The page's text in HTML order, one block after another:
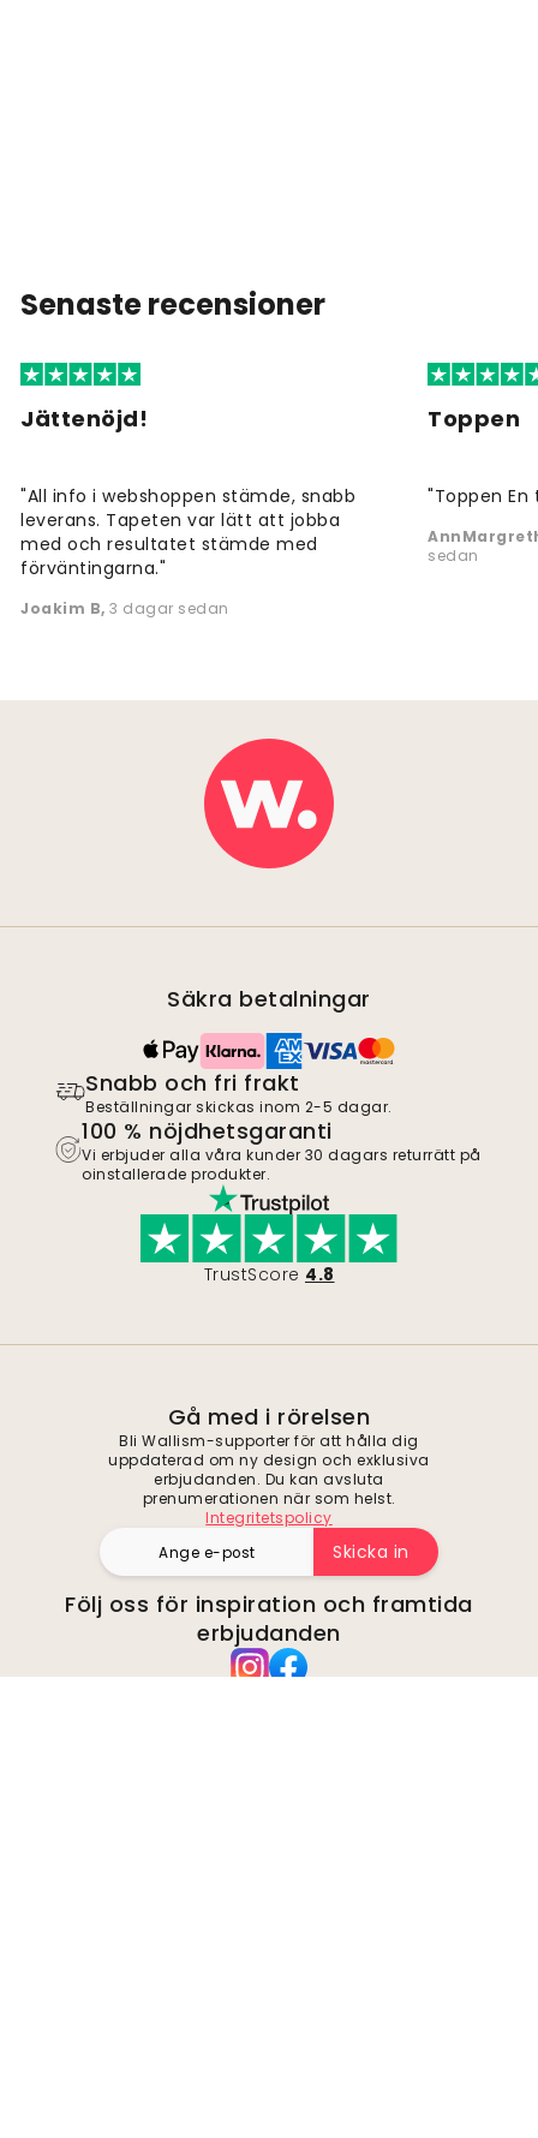
Senaste recensioner
Jättenöjd!
"All info i webshoppen stämde, snabb
leverans. Tapeten var lätt att jobba
med och resultatet stämde med
förväntingarna."
Joakim B, 3 dagar sedan
Toppen
"Toppen
sedan
Säkra betalningar
Snabb och fri frakt
Beställningar skickas inom 2-5 dagar.
100 % nöjdhetsgaranti
Vi erbjuder alla våra kunder 30 dagars returrätt på
oinstallerade produkter.
TrustScore 4.8
Gå med i rörelsen
Bli Wallism-supporter för att hålla dig
uppdaterad om ny design och exklusiva
erbjudanden. Du kan avsluta
prenumerationen när som helst.
Integritetspolicy
Skicka in
Följ oss för inspiration och framtida
erbjudanden